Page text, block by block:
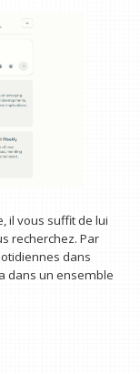
il vous suffit de lui
recherchez. Par
dans
dans un ensemble